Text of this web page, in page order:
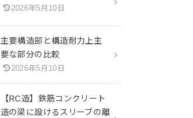
2026年5月10日
主要構造部と構造耐力上主
要な部分の比較
2026年5月10日
【RC造】鉄筋コンクリート
造の梁に設けるスリーブの離